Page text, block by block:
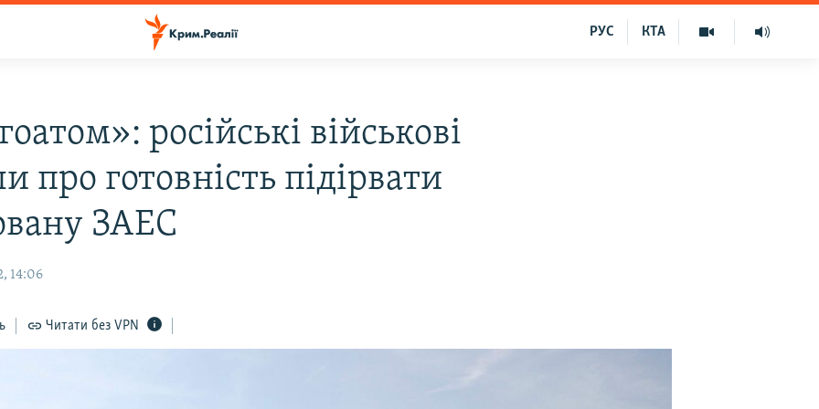
КТА
РУС
російські військові
про готовність підірвати
ЗАЕС
14:06
Читати без VPN